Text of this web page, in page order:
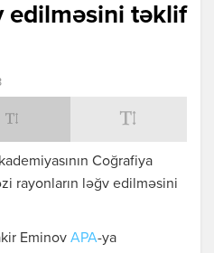
edilməsini təklif
Coğrafiya
rayonların ləğv edilməsini
Eminov APA-ya